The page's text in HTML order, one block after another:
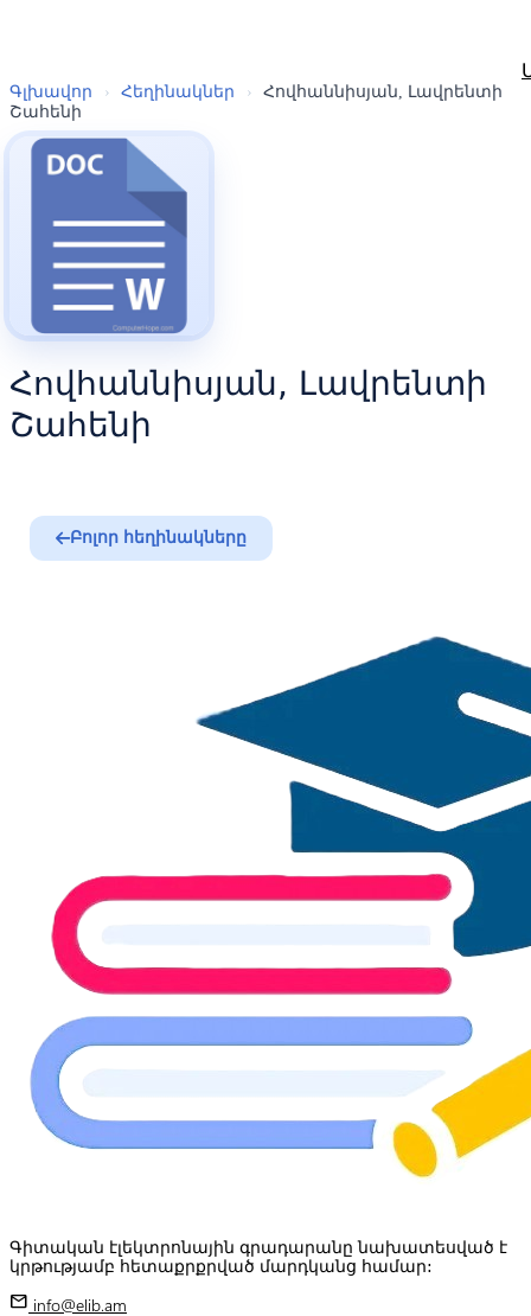
Գլխավոր › Հեղինակներ ›
Հովհաննիսյան, Լավրենտի
Շահենի
Հովհաննիսյան, Լավրենտի
Շահենի
Բոլոր հեղինակները
Գիտական էլեկտրոնային գրադարանը նախատեսված է
կրթությամբ հետաքրքրված մարդկանց համար:
mail info@elib.am